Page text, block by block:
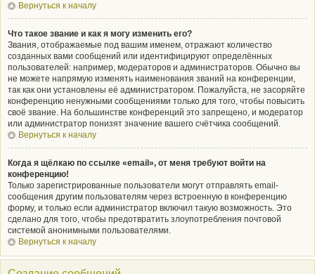
Вернуться к началу
Что такое звание и как я могу изменить его?
Звания, отображаемые под вашим именем, отражают количество
созданных вами сообщений или идентифицируют определённых
пользователей: например, модераторов и администраторов. Обычно вы
не можете напрямую изменять наименования званий на конференции,
так как они установлены её администратором. Пожалуйста, не засоряйте
конференцию ненужными сообщениями только для того, чтобы повысить
своё звание. На большинстве конференций это запрещено, и модератор
или администратор понизят значение вашего счётчика сообщений.
Вернуться к началу
Когда я щёлкаю по ссылке «email», от меня требуют войти на
конференцию!
Только зарегистрированные пользователи могут отправлять email-
сообщения другим пользователям через встроенную в конференцию
форму, и только если администратор включил такую возможность. Это
сделано для того, чтобы предотвратить злоупотребления почтовой
системой анонимными пользователями.
Вернуться к началу